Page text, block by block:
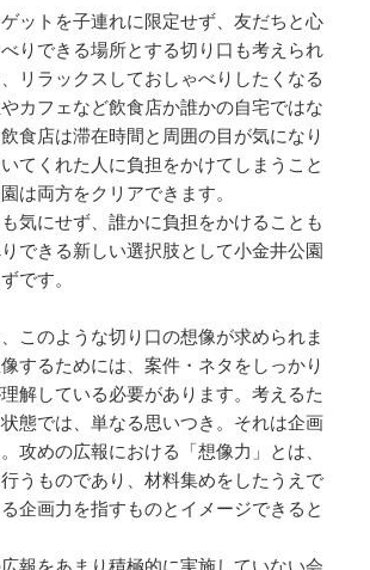
ットを子連れに限定せず、友だちと心
りできる場所とする切り口も考えられ
リラックスしておしゃべりしたくなる
カフェなど飲食店か誰かの自宅ではな
食店は滞在時間と周囲の目が気になり
てくれた人に負担をかけてしまうこと
は両方をクリアできます。
気にせず、誰かに負担をかけることも
できる新しい選択肢として小金井公園
です。
このような切り口の想像が求められま
するためには、案件・ネタをしっかり
解している必要があります。考えるた
態では、単なる思いつき。それは企画
攻めの広報における「想像力」とは、
うものであり、材料集めをしたうえで
企画力を指すものとイメージできると